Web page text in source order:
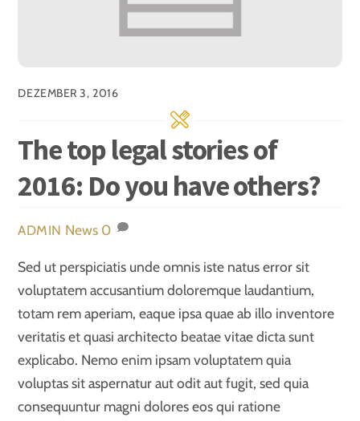
DEZEMBER 3, 2016
The top legal stories of
2016: Do you have others?
ADMIN News 0
Sed ut perspiciatis unde omnis iste natus error sit
voluptatem accusantium doloremque laudantium,
totam rem aperiam, eaque ipsa quae ab illo inventore
veritatis et quasi architecto beatae vitae dicta sunt
explicabo. Nemo enim ipsam voluptatem quia
voluptas sit aspernatur aut odit aut fugit, sed quia
consequuntur magni dolores eos qui ratione